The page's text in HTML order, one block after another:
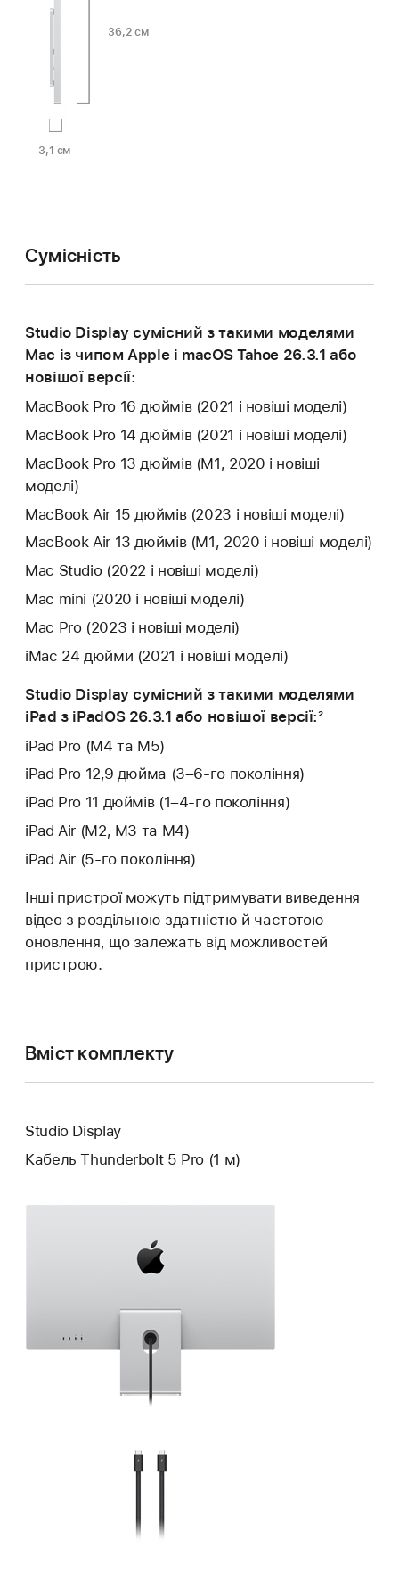
3,1 см
36,2 см
Сумісність
Studio Display сумісний з такими моделями
Mac із чипом Apple і macOS Tahoe 26.3.1 або
новішої версії:
MacBook Pro 16 дюймів (2021 і новіші моделі)
MacBook Pro 14 дюймів (2021 і новіші моделі)
MacBook Pro 13 дюймів (M1, 2020 і новіші
моделі)
MacBook Air 15 дюймів (2023 і новіші моделі)
MacBook Air 13 дюймів (M1, 2020 і новіші моделі)
Mac Studio (2022 і новіші моделі)
Mac mini (2020 і новіші моделі)
Mac Pro (2023 і новіші моделі)
iMac 24 дюйми (2021 і новіші моделі)
Studio Display сумісний з такими моделями
iPad з iPadOS 26.3.1 або новішої версії:2
iPad Pro (M4 та M5)
iPad Pro 12,9 дюйма (3–6‑го покоління)
iPad Pro 11 дюймів (1–4‑го покоління)
iPad Air (M2, M3 та M4)
iPad Air (5‑го покоління)
Інші пристрої можуть підтримувати виведення
відео з роздільною здатністю й частотою
оновлення, що залежать від можливостей
пристрою.
Вміст комплекту
Studio Display
Кабель Thunderbolt 5 Pro (1 м)